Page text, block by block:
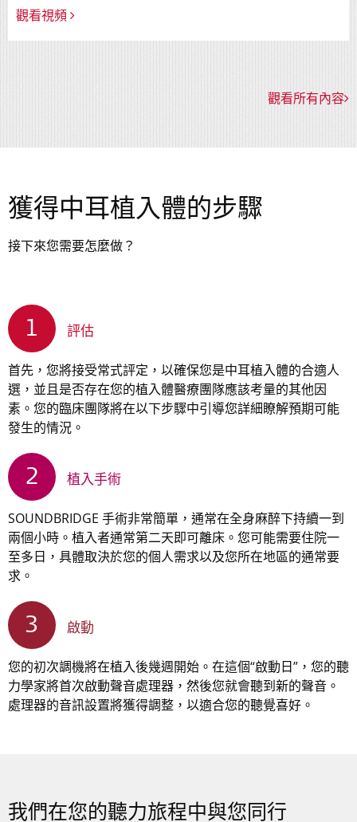
觀看視頻
觀看所有內容
獲得中耳植入體的步驟
接下來您需要怎麼做？
1 評估
首先，您將接受常式評定，以確保您是中耳植入體的合適人
選，並且是否存在您的植入體醫療團隊應該考量的其他因
素。您的臨床團隊將在以下步驟中引導您詳細瞭解預期可能
發生的情況。
2 植入手術
SOUNDBRIDGE 手術非常簡單，通常在全身麻醉下持續一到
兩個小時。植入者通常第二天即可離床。您可能需要住院一
至多日，具體取決於您的個人需求以及您所在地區的通常要
求。
3 啟動
您的初次調機將在植入後幾週開始。在這個“啟動日”，您的聽
力學家將首次啟動聲音處理器，然後您就會聽到新的聲音。
處理器的音訊設置將獲得調整，以適合您的聽覺喜好。
我們在您的聽力旅程中與您同行